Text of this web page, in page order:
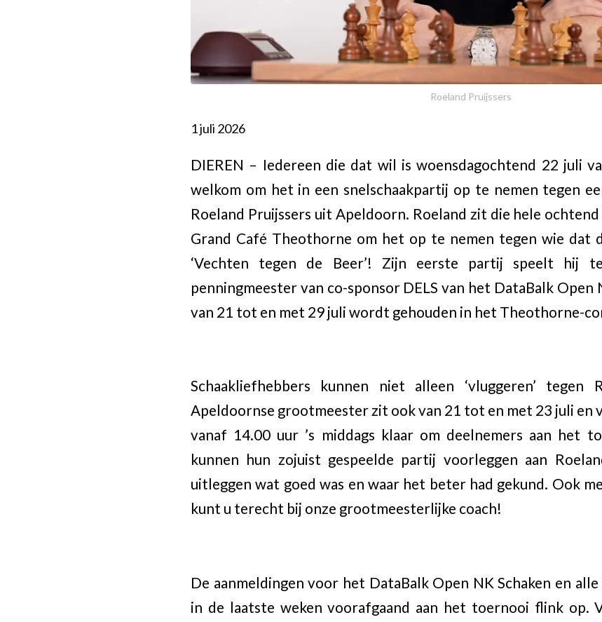
Roeland Pruijssers
1 juli 2026
DIEREN – Iedereen die dat wil is woensdagochtend 22 juli
welkom om het in een snelschaakpartij op te nemen tegen
Roeland Pruijssers uit Apeldoorn. Roeland zit die hele
Grand Café Theothorne om het op te nemen tegen wie
‘Vechten tegen de Beer’! Zijn eerste partij speelt hij
penningmeester van co-sponsor DELS van het DataBalk Open
van 21 tot en met 29 juli wordt gehouden in het Theothorne-
Schaakliefhebbers kunnen niet alleen ‘vluggeren’ tegen
Apeldoornse grootmeester zit ook van 21 tot en met 23 juli en
vanaf 14.00 uur ’s middags klaar om deelnemers aan het
kunnen hun zojuist gespeelde partij voorleggen aan
uitleggen wat goed was en waar het beter had gekund. Ook
kunt u terecht bij onze grootmeesterlijke coach!
De aanmeldingen voor het DataBalk Open NK Schaken en
in de laatste weken voorafgaand aan het toernooi flink op.